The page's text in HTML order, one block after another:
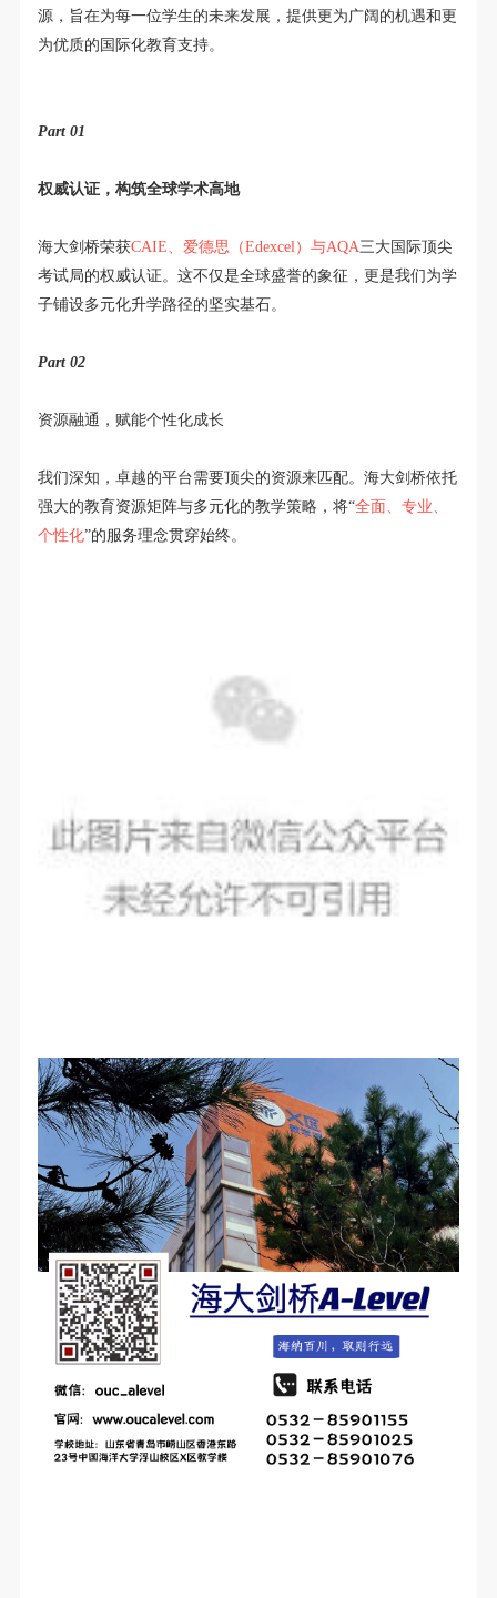
源，旨在为每一位学生的未来发展，提供更为广阔的机遇和更
为优质的国际化教育支持。
Part 01
权威认证，构筑全球学术高地
海大剑桥荣获CAIE、爱德思（Edexcel）与AQA三大国际顶尖
考试局的权威认证。这不仅是全球盛誉的象征，更是我们为学
子铺设多元化升学路径的坚实基石。
Part 02
资源融通，赋能个性化成长
我们深知，卓越的平台需要顶尖的资源来匹配。海大剑桥依托
强大的教育资源矩阵与多元化的教学策略，将“全面、专业、
个性化”的服务理念贯穿始终。